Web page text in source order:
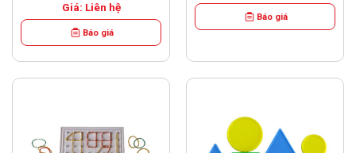
Giá: Liên hệ
Báo giá
Báo giá